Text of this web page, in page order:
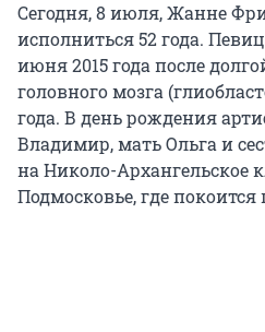
Сегодня, 8 июля, Жанне
исполниться 52 года.
июня 2015 года после
головного мозга
года. В день рождения
Владимир, мать Ольга и
на Николо-Архангельское
Подмосковье, где покоится